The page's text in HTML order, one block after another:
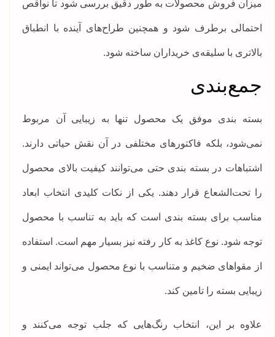
میزان فروش محصولات به طور دقیق بررسی شود تا نواقص
احتمالی برطرف‌ شود و همچنین طراح‌های آینده با انطباق
بالاتری با سلیقه‌ی خریداران ساخته شود.
جمع‌بندی
بسته بندی موفق یک محصول تنها به زیبایی آن مربوط
نمی‌شود، بلکه فاکتورهای مختلفی در آن نقش حیاتی دارند.
اشتباهات در بسته بندی حتی می‌توانند کیفیت بالای محصول
را تحت‌الشعاع قرار دهند. یکی از نکات کلیدی انتخاب ابعاد
مناسب برای بسته بندی است که باید به تناسب با محصول
توجه شود. نوع کاغذ به کار رفته نیز بسیار مهم است. استفاده
از مقواهای ضخیم و متناسب با نوع محصول می‌تواند ایمنی و
زیبایی بسته را تامین کند.
علاوه بر این، انتخاب رنگ‌هایی که جلب توجه می‌کنند و